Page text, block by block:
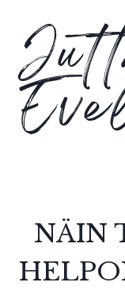
sisältöön
NÄIN